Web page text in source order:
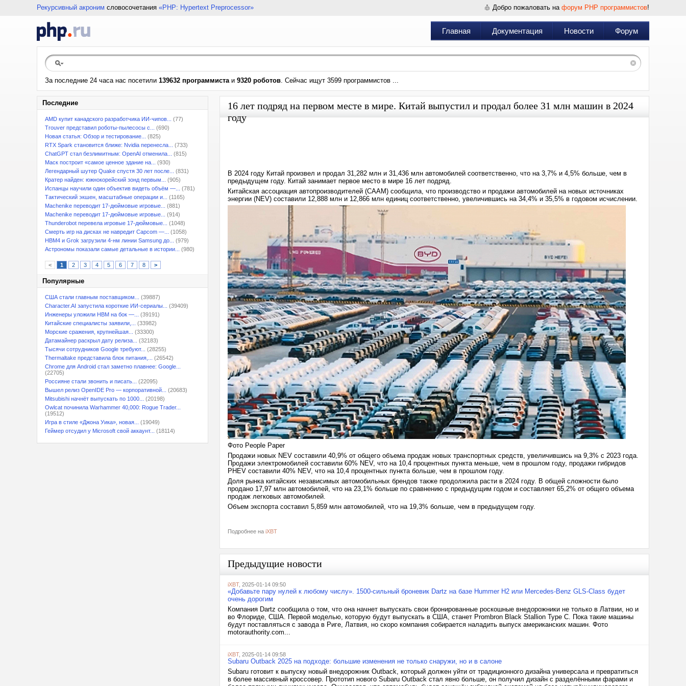
Рекурсивный акроним словосочетания «PHP: Hypertext Preprocessor» Добро пожаловать на форум PHP программистов!
Главная Документация Новости Форум
За последние 24 часа нас посетили 139632 программистаи 9320 роботов. Сейчас ищут 3599 программистов ...
Последние
AMD купит канадского разработчика ИИ-чипов...
(77)
Trouver представил роботы-пылесосы с...
(690)
Новая статья: Обзор и тестирование...
(825)
RTX Spark становится ближе: Nvidia перенесла...
(733)
ChatGPT стал безлимитным: OpenAI отменила...
(815)
Маск построит «самое ценное здание на...
(930)
Легендарный шутер Quake спустя 30 лет после...
(831)
Кратер найден: южнокорейский зонд первым...
(905)
Испанцы научили один объектив видеть объём —...
(781)
Тактический экшен, масштабные операции и...
(1165)
Machenike переводит 17-дюймовые игровые...
(881)
Machenike переводит 17-дюймовые игровые...
(914)
Thunderobot перевела игровые 17-дюймовые...
(1048)
Смерть игр на дисках не навредит Capcom —...
(1058)
HBM4 и Grok загрузили 4-нм линии Samsung до...
(979)
Астрономы показали самые детальные в истории...
(980)
< 1 2 3 4 5 6 7 8 >
Популярные
США стали главным поставщиком...
(39887)
Character.AI запустила короткие ИИ-сериалы...
(39409)
Инженеры уложили HBM на бок —...
(39191)
Китайские специалисты заявили,...
(33982)
Морские сражения, крупнейшая...
(33300)
Датамайнер раскрыл дату релиза...
(32183)
Тысячи сотрудников Google требуют...
(28255)
Thermaltake представила блок питания,...
(26542)
Chrome для Android стал заметно плавнее: Google...
(22705)
Россияне стали звонить и писать...
(22095)
Вышел релиз OpenIDE Pro — корпоративной...
(20683)
Mitsubishi начнёт выпускать по 1000...
(20198)
Owlcat починила Warhammer 40,000: Rogue Trader...
(19512)
Игра в стиле «Джона Уика», новая...
(19049)
Геймер отсудил у Microsoft свой аккаунт...
(18114)
16 лет подряд на первом месте в мире. Китай выпустил и продал более 31 млн машин в 2024
году
В 2024 году Китай произвел и продал 31,282 млн и 31,436 млн автомобилей соответственно, что на 3,7% и 4,5% больше, чем в
предыдущем году. Китай занимает первое место в мире 16 лет подряд.
Китайская ассоциация автопроизводителей (CAAM) сообщила, что производство и продажи автомобилей на новых источниках
энергии (NEV) составили 12,888 млн и 12,866 млн единиц соответственно, увеличившись на 34,4% и 35,5% в годовом исчислении.
Фото People Paper
Продажи новых NEV составили 40,9% от общего объема продаж новых транспортных средств, увеличившись на 9,3% с 2023 года.
Продажи электромобилей составили 60% NEV, что на 10,4 процентных пункта меньше, чем в прошлом году, продажи гибридов
PHEV составили 40% NEV, что на 10,4 процентных пункта больше, чем в прошлом году.
Доля рынка китайских независимых автомобильных брендов также продолжила расти в 2024 году. В общей сложности было
продано 17,97 млн автомобилей, что на 23,1% больше по сравнению с предыдущим годом и составляет 65,2% от общего объема
продаж легковых автомобилей.
Объем экспорта составил 5,859 млн автомобилей, что на 19,3% больше, чем в предыдущем году.
Подробнее на iXBT
Предыдущие новости
iXBT, 2025-01-14 09:50
«Добавьте пару нулей к любому числу». 1500-сильный броневик Dartz на базе Hummer H2 или Mercedes-Benz GLS-Class будет
очень дорогим
Компания Dartz сообщила о том, что она начнет выпускать свои бронированные роскошные внедорожники не только в Латвии, но и
во Флориде, США. Первой моделью, которую будут выпускать в США, станет Prombron Black Stallion Type C. Пока такие машины
будут поставляться с завода в Риге, Латвия, но скоро компания собирается наладить выпуск американских машин. Фото
motorauthority.com...
iXBT, 2025-01-14 09:58
Subaru Outback 2025 на подходе: большие изменения не только снаружи, но и в салоне
Subaru готовит к выпуску новый внедорожник Outback, который должен уйти от традиционного дизайна универсала и превратиться
в более массивный кроссовер. Прототип нового Subaru Outback стал явно больше, он получил дизайн с разделёнными фарами и